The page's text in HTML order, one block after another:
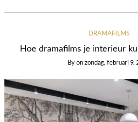
DRAMAFILMS
Hoe dramafilms je interieur
By on zondag, februari 9,